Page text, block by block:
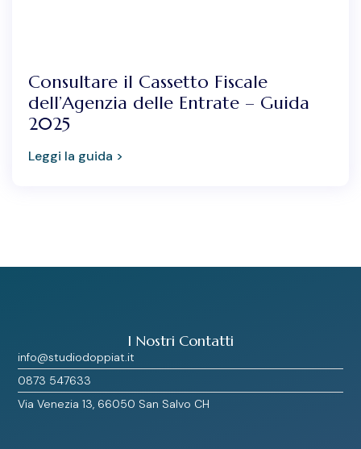
Consultare il Cassetto Fiscale
dell’Agenzia delle Entrate – Guida
2025
Leggi la guida >
I Nostri Contatti
info@studiodoppiat.it
0873 547633
Via Venezia 13, 66050 San Salvo CH